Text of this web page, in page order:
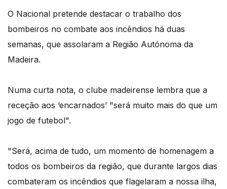
O Nacional pretende destacar o trabalho dos
bombeiros no combate aos incêndios há duas
semanas, que assolaram a Região Autónoma da
Madeira.
Numa curta nota, o clube madeirense lembra que a
receção aos ‘encarnados’ "será muito mais do que um
jogo de futebol".
"Será, acima de tudo, um momento de homenagem a
todos os bombeiros da região, que durante largos dias
combateram os incêndios que flagelaram a nossa ilha,